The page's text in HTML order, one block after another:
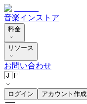
音楽インストア
料金
リソース
お問い合わせ
🇯🇵
ログイン アカウント作成